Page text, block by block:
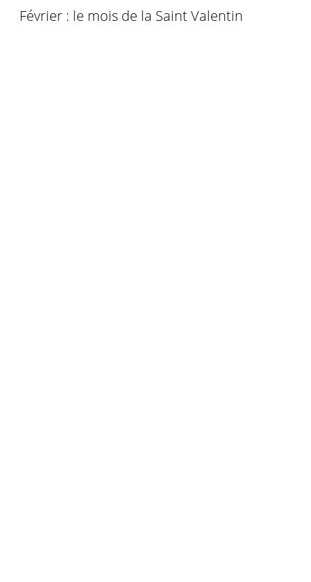
Février : le mois de la Saint Valentin